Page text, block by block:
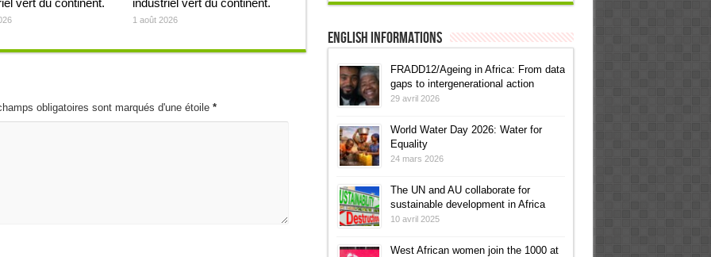
vert du continent.
industriel vert du continent.
1 août 2026
obligatoires sont marqués d'une étoile *
English informations
FRADD12/Ageing in Africa: From data
gaps to intergenerational action
29 avril 2026
World Water Day 2026: Water for
Equality
24 mars 2026
The UN and AU collaborate for
sustainable development in Africa
10 avril 2025
West African women join the 1000 at